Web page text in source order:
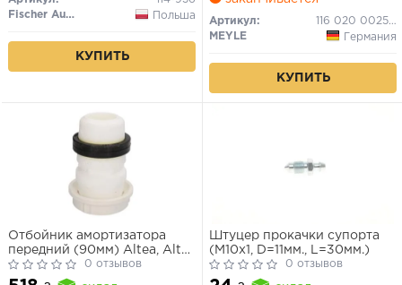
Fischer Automotive One (FA1)
Польша
КУПИТЬ
Артикул:
116 020 0025/HD
MEYLE
Германия
КУПИТЬ
Отбойник амортизатора
передний (90мм) Altea, Altea
XL, Leon, Leon SC, Leon
Sportstourer, Leon ST, Toledo
0 отзывов
Штуцер прокачки супорта
(M10x1, D=11мм., L=30мм.)
0 отзывов